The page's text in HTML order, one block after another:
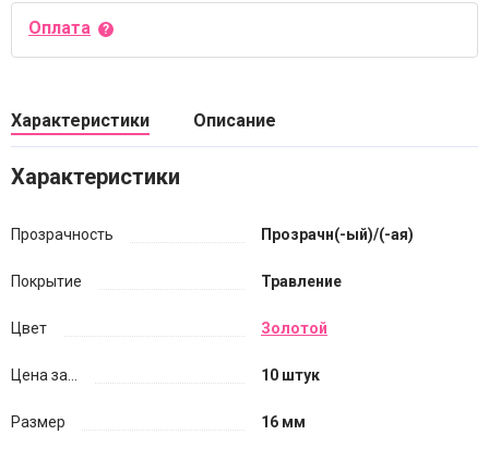
Оплата
Характеристики Описание
Характеристики
Прозрачность Прозрачн(-ый)/(-ая)
Покрытие Травление
Цвет Золотой
Цена за... 10 штук
Размер 16 мм